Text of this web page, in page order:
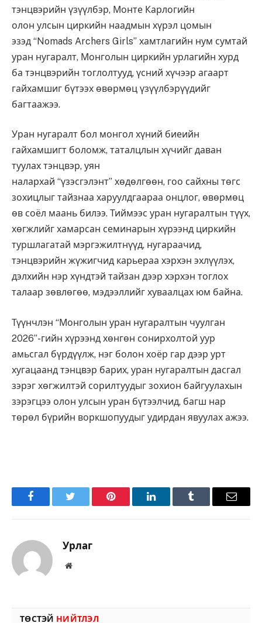
тэнцвэрийн үзүүлбэр, Монте Карлогийн
олон улсын циркийн наадмын хүрэл цомын
эзэд “Nomads Archers Girls” хамтлагийн нум сумтай
уран нугаралт, Монголын циркийн урлагийн хурд
ба тэнцвэрийн тоглолтууд, үсний хүчээр агаарт
гайхамшиг бүтээх өвөрмөц үзүүлбэрүүдийг
багтаажээ.
Уран нугаралт бол монгол хүний биеийн
гайхамшигт боломж, таталцлын хүчийг даван
туулах тэнцвэр, уян
налархай “үзэсгэлэнт” хөдөлгөөн, гоо сайхны төгс
зохицлыг тайзнаа харуулдгаараа онцлог, өвөрмөц
өв соёл маань билээ. Тиймээс уран нугаралтын түүх,
хөгжлийг хамарсан семинарын хүрээнд циркийн
туршлагатай мэргэжилтнүүд, нугараачид,
тэнцвэрийн жүжигчид карьераа хэрхэн эхлүүлэх,
дэлхийн нэр хүндтэй тайзан дээр хэрхэн тоглох
талаар зөвлөгөө, мэдээллийг хуваалцах юм байна.
Түүнчлэн “Монголын уран нугаралтын чуулган
2026”-гийн хүрээнд хөнгөн сонирхолтой уур
амьсгал бүрдүүлж, нэг болон хоёр гар дээр урт
хугацаанд тэнцвэр барих, уран нугаралтын дасгал
зэрэг хөгжилтэй сорилтуудыг зохион байгуулахын
зэрэгцээ олон улсын уран бүтээлчид, багш нар
төрөл бүрийн воркшопуудыг удирдан явуулах ажээ.
FacebookTwitter Pinterest LinkedInTumblr Имэйл
Урлаг
Вэбсайт
ТӨСТЭЙ НИЙТЛЭЛ